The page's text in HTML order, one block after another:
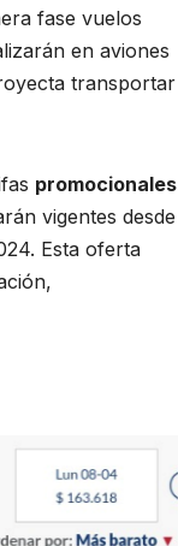
fase vuelos
en aviones
transportar
promocionales
vigentes desde
Esta oferta